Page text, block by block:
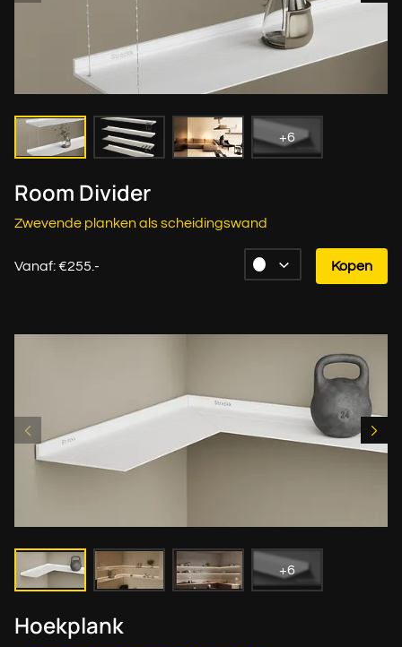
+6
Room Divider
Zwevende planken als scheidingswand
Vanaf: €255.- Kopen
+6
Hoekplank